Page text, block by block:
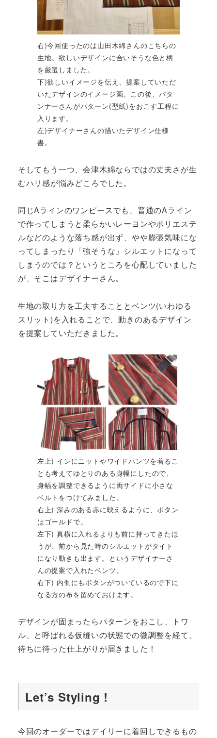
右)今回使ったのは山田木綿さんのこちらの
生地。欲しいデザインに合いそうな色と柄
を厳選しました。
下)欲しいイメージを伝え、提案していただ
いたデザインのイメージ画。この後、パタ
ンナーさんがパターン(型紙)をおこす工程に
入ります。
左)デザイナーさんの描いたデザイン仕様
書。
そしてもう一つ、会津木綿ならではの丈夫さが生
むハリ感が悩みどころでした。
同じAラインのワンピースでも、普通のAライン
で作ってしまうと柔らかいレーヨンやポリエステ
ルなどのような落ち感が出ず、やや膨張気味にな
ってしまったり「強そうな」シルエットになって
しまうのでは？というところを心配していました
が、そこはデザイナーさん。
生地の取り方を工夫することとベンツ(いわゆる
スリット)を入れることで、動きのあるデザイン
を提案していただきました。
左上) インにニットやワイドパンツを着るこ
とも考えてゆとりのある身幅にしたので、
身幅を調整できるように両サイドに小さな
ベルトをつけてみました。
右上) 深みのある赤に映えるように、ボタン
はゴールドで。
左下) 真横に入れるよりも前に持ってきたほ
うが、前から見た時のシルエットがタイト
になり動きも出ます。というデザイナーさ
んの提案で入れたベンツ。
右下) 内側にもボタンがついているので下に
なる方の布を留めておけます。
デザインが固まったらパターンをおこし、トワ
ル、と呼ばれる仮縫いの状態での微調整を経て、
待ちに待った仕上がりが届きました！
Let’s Styling !
今回のオーダーではデイリーに着回しできるもの